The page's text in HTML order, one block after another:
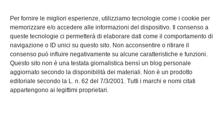
Per fornire le migliori esperienze, utilizziamo tecnologie come i cookie per
memorizzare e/o accedere alle informazioni del dispositivo. Il consenso a
queste tecnologie ci permetterà di elaborare dati come il comportamento di
navigazione o ID unici su questo sito. Non acconsentire o ritirare il
consenso può influire negativamente su alcune caratteristiche e funzioni.
Questo sito non è una testata giornalistica bensì un blog personale
aggiornato secondo la disponibilità dei materiali. Non è un prodotto
editoriale secondo la L. n. 62 del 7/3/2001. Tutti i marchi e nomi citati
appartengono ai legittimi proprietari.
guida pratica alla scelta
efficace
LUG 17, 2026 ADMIN